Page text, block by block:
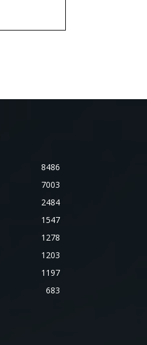
8486
7003
2484
1547
1278
1203
1197
683